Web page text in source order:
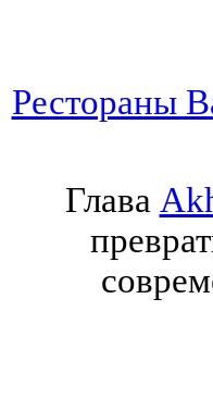
Рестораны
Глава